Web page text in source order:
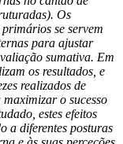
Os
se servem
para ajustar
sumativa. Em
os resultados, e
realizados de
o sucesso
estes efeitos
a diferentes posturas